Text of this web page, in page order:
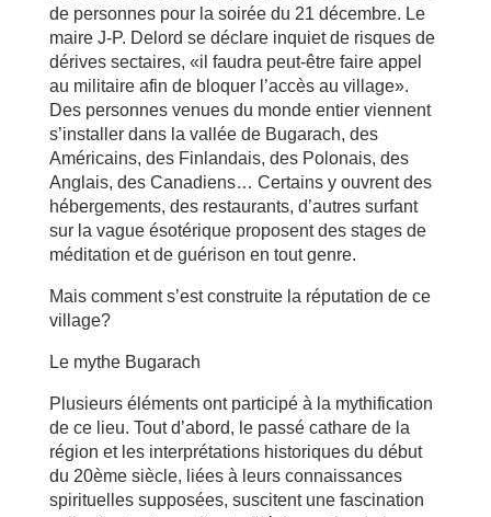
de personnes pour la soirée du 21 décembre. Le
maire J-P. Delord se déclare inquiet de risques de
dérives sectaires, «il faudra peut-être faire appel
au militaire afin de bloquer l’accès au village».
Des personnes venues du monde entier viennent
s’installer dans la vallée de Bugarach, des
Américains, des Finlandais, des Polonais, des
Anglais, des Canadiens… Certains y ouvrent des
hébergements, des restaurants, d’autres surfant
sur la vague ésotérique proposent des stages de
méditation et de guérison en tout genre.
Mais comment s’est construite la réputation de ce
village?
Le mythe Bugarach
Plusieurs éléments ont participé à la mythification
de ce lieu. Tout d’abord, le passé cathare de la
région et les interprétations historiques du début
du 20ème siècle, liées à leurs connaissances
spirituelles supposées, suscitent une fascination